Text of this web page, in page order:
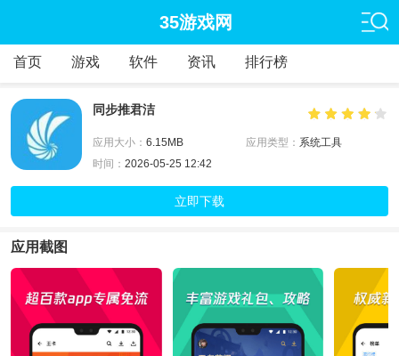
35游戏网
首页 游戏 软件 资讯 排行榜
同步推君洁
应用大小： 6.15MB 应用类型： 系统工具
时间： 2026-05-25 12:42
立即下载
应用截图